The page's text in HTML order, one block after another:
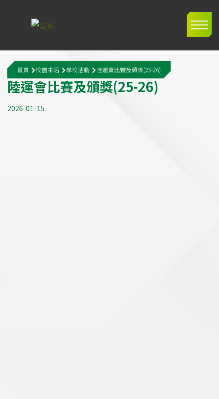
導
航
連
結
首頁 校園生活 學校活動 陸運會比賽及頒獎(25-26)
陸運會比賽及頒獎(25-26)
2026-01-15